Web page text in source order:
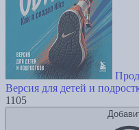
Версия для детей и
1105